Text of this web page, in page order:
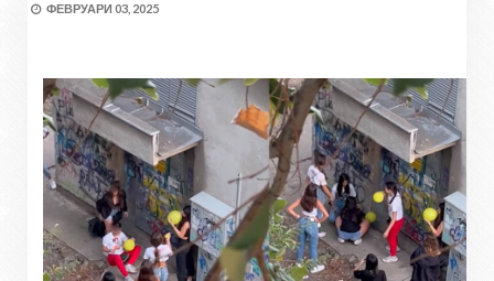
ФЕВРУАРИ 03, 2025